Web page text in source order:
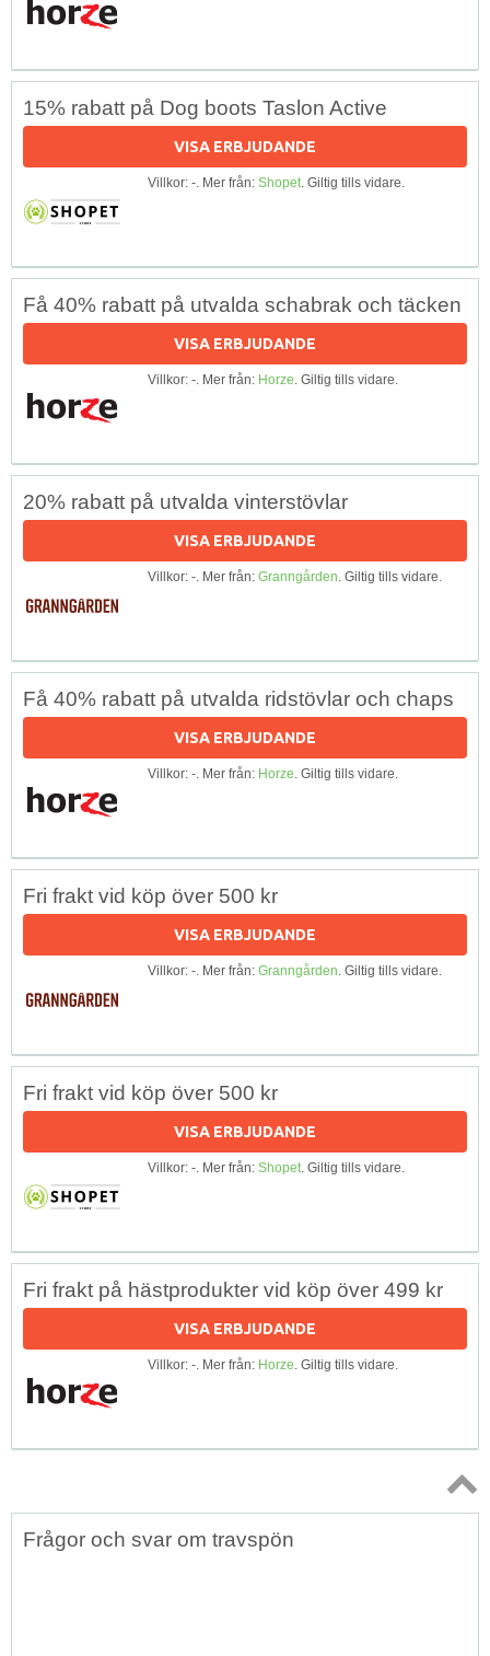
15% rabatt på Dog boots Taslon Active
VISA ERBJUDANDE
Villkor: -. Mer från: Shopet. Giltig tills vidare.
Få 40% rabatt på utvalda schabrak och täcken
VISA ERBJUDANDE
Villkor: -. Mer från: Horze. Giltig tills vidare.
20% rabatt på utvalda vinterstövlar
VISA ERBJUDANDE
Villkor: -. Mer från: Granngården. Giltig tills vidare.
Få 40% rabatt på utvalda ridstövlar och chaps
VISA ERBJUDANDE
Villkor: -. Mer från: Horze. Giltig tills vidare.
Fri frakt vid köp över 500 kr
VISA ERBJUDANDE
Villkor: -. Mer från: Granngården. Giltig tills vidare.
Fri frakt vid köp över 500 kr
VISA ERBJUDANDE
Villkor: -. Mer från: Shopet. Giltig tills vidare.
Fri frakt på hästprodukter vid köp över 499 kr
VISA ERBJUDANDE
Villkor: -. Mer från: Horze. Giltig tills vidare.
Topp
Frågor och svar om travspön